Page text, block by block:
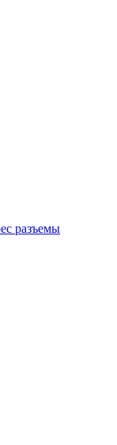
разъемы